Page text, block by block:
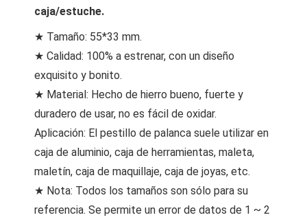
caja/estuche.
★ Tamaño: 55*33 mm.
★ Calidad: 100% a estrenar, con un diseño
exquisito y bonito.
★ Material: Hecho de hierro bueno, fuerte y
duradero de usar, no es fácil de oxidar.
Aplicación: El pestillo de palanca suele utilizar en
caja de aluminio, caja de herramientas, maleta,
maletín, caja de maquillaje, caja de joyas, etc.
★ Nota: Todos los tamaños son sólo para su
referencia. Se permite un error de datos de 1 ~ 2